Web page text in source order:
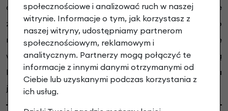
doboru odpowiedniego rowerka woom. Zawsze
zalecamy pomiar wewnętrznej długości nogi, jako
najbardziej wiarygodny wskaźnik. Jeżeli zmierzenie
wewnętrznej długości nogi nie jest możliwe, mogą
Państwo również wykorzystać wzrost lub wiek dziecka
jako sugestię do wyboru odpowiedniego rowerka.
społecznościowe i analizować ruch w naszej
witrynie. Informacje o tym, jak korzystasz z
naszej witryny, udostępniamy partnerom
społecznościowym, reklamowym i
analitycznym. Partnerzy mogą połączyć te
informacje z innymi danymi otrzymanymi od
Ciebie lub uzyskanymi podczas korzystania z
ich usług.